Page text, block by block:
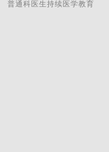
普通科医生持续医学教育